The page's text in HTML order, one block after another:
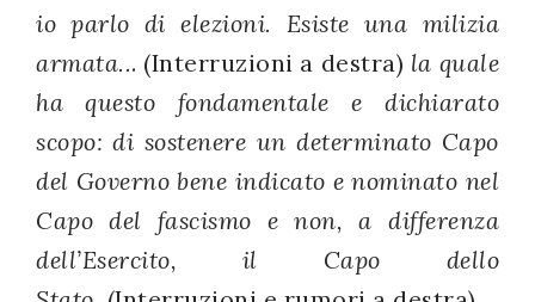
io parlo di elezioni. Esiste una milizia
armata... (Interruzioni a destra) la quale
ha questo fondamentale e dichiarato
scopo: di sostenere un determinato Capo
del Governo bene indicato e nominato nel
Capo del fascismo e non, a differenza
dell’Esercito, il Capo dello